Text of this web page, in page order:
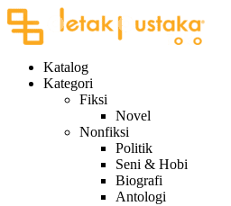
Katalog
Kategori
Fiksi
Novel
Nonfiksi
Politik
Seni & Hobi
Biografi
Antologi